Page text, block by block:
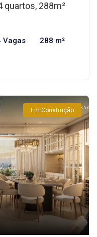
quartos, 288m²
Vagas 288 m²
Em Construção